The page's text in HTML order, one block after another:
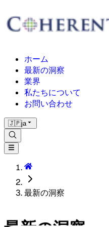
ホーム
最新の洞察
業界
私たちについて
お問い合わせ
🇯🇵ja
最新の洞察